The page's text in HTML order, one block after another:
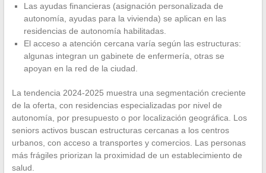
Las ayudas financieras (asignación personalizada de
autonomía, ayudas para la vivienda) se aplican en las
residencias de autonomía habilitadas.
El acceso a atención cercana varía según las estructuras:
algunas integran un gabinete de enfermería, otras se
apoyan en la red de la ciudad.
La tendencia 2024-2025 muestra una segmentación creciente
de la oferta, con residencias especializadas por nivel de
autonomía, por presupuesto o por localización geográfica. Los
seniors activos buscan estructuras cercanas a los centros
urbanos, con acceso a transportes y comercios. Las personas
más frágiles priorizan la proximidad de un establecimiento de
salud.